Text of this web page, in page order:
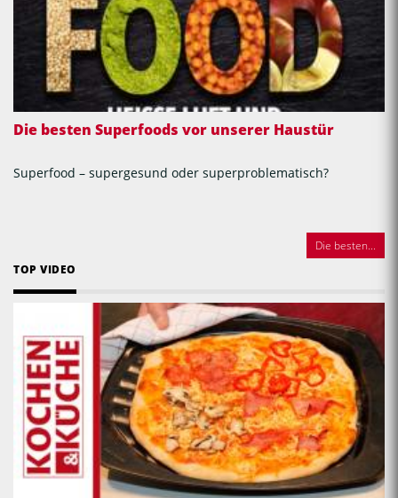
Die besten Superfoods vor unserer Haustür
Superfood – supergesund oder superproblematisch?
Die besten...
TOP VIDEO